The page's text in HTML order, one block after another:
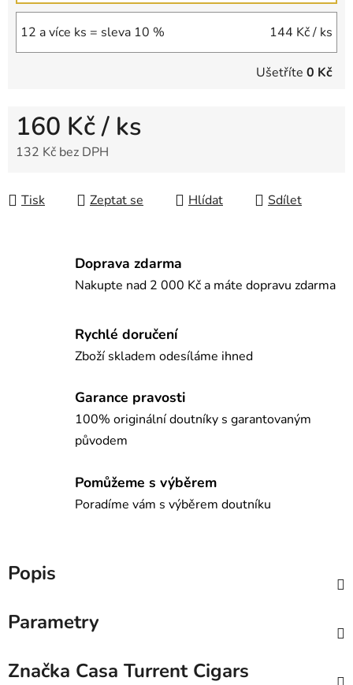
12 a více ks = sleva 10 % 144 Kč/ ks
Ušetříte 0 Kč
160 Kč/ ks
132 Kč bez DPH
Tisk
Zeptat se Hlídat Sdílet
Doprava zdarma
Nakupte nad 2 000 Kč a máte dopravu zdarma
Rychlé doručení
Zboží skladem odesíláme ihned
Garance pravosti
100% originální doutníky s garantovaným
původem
Pomůžeme s výběrem
Poradíme vám s výběrem doutníku
Popis
Parametry
Značka Casa Turrent Cigars